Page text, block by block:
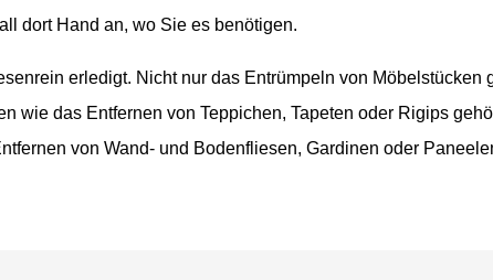
dort Hand an, wo Sie es benötigen.
erledigt. Nicht nur das Entrümpeln von Möbelstücken
wie das Entfernen von Teppichen, Tapeten oder Rigips
von Wand- und Bodenfliesen, Gardinen oder